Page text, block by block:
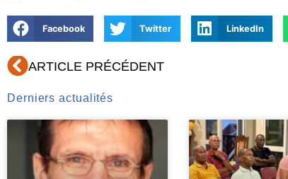
Facebook Twitter LinkedIn
Précédent
ARTICLE PRÉCÉDENT
Derniers actualités